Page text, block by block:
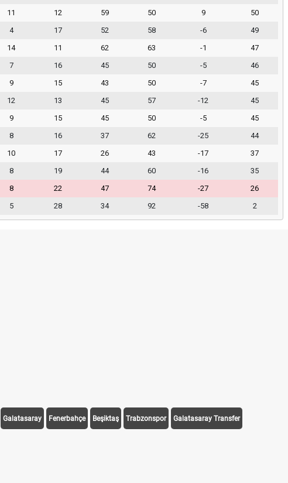
11 12 59 50 9
50
4 17 52 58 -6
49
14 11 62 63 -1
47
7 16 45 50 -5
46
9 15 43 50 -7
45
12 13 45 57 -12
45
9 15 45 50 -5
45
8 16 37 62 -25
44
10 17 26 43 -17
37
8 19 44 60 -16
35
8 22 47 74 -27
26
5 28 34 92 -58 2
Galatasaray Fenerbahçe Beşiktaş Trabzonspor Galatasaray Transfer